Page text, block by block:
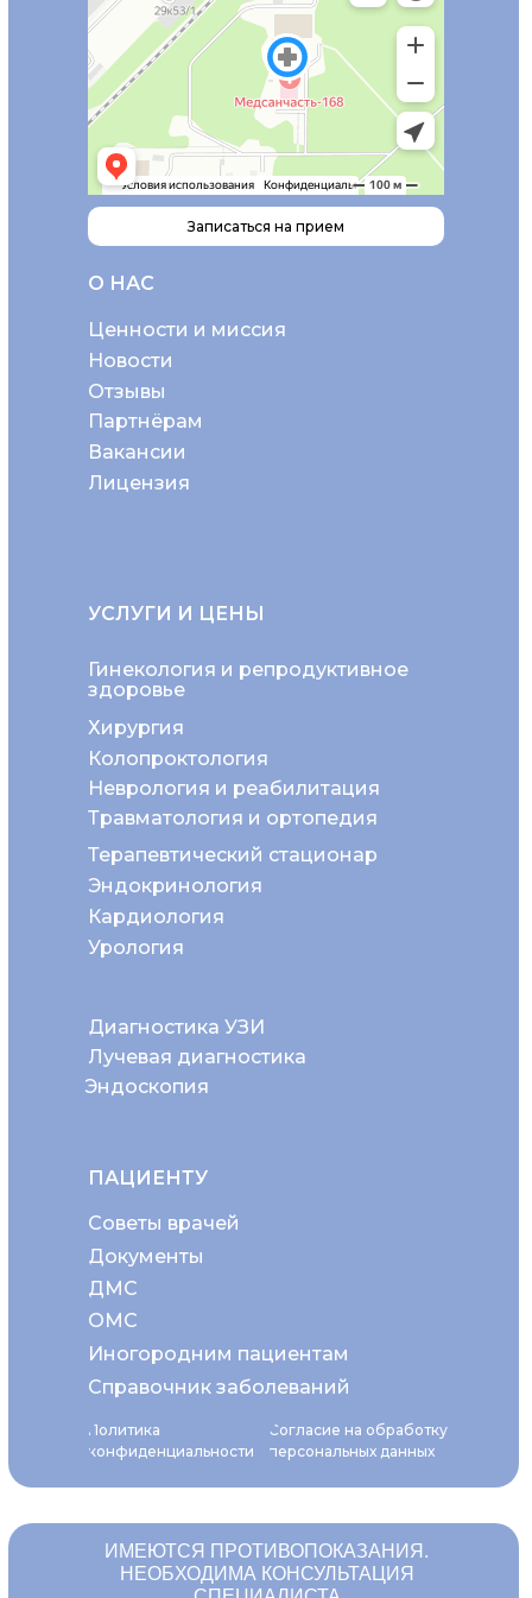
О НАС
Политика
конфиденциальности
Согласие на обработку
персональных данных
Ценности и миссия
Новости
Отзывы
Партнёрам
Вакансии
Лицензия
Неврология и реабилитация
Колопроктология
Хирургия
Гинекология и репродуктивное
здоровье
Диагностика УЗИ
Эндоскопия
Травматология и ортопедия
Эндокринология
Терапевтический стационар
Кардиология
Урология
Лучевая диагностика
УСЛУГИ И ЦЕНЫ
ПАЦИЕНТУ
Советы врачей
ОМС
Документы
ДМС
Иногородним пациентам
Справочник заболеваний
Записаться на прием
ИМЕЮТСЯ ПРОТИВОПОКАЗАНИЯ.
НЕОБХОДИМА КОНСУЛЬТАЦИЯ